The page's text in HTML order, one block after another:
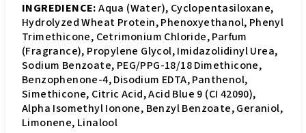
INGREDIENCE:Aqua (Water), Cyclopentasiloxane,
Hydrolyzed Wheat Protein, Phenoxyethanol, Phenyl
Trimethicone, Cetrimonium Chloride, Parfum
(Fragrance), Propylene Glycol, Imidazolidinyl Urea,
Sodium Benzoate, PEG/PPG-18/18 Dimethicone,
Benzophenone-4, Disodium EDTA, Panthenol,
Simethicone, Citric Acid, Acid Blue 9 (CI 42090),
Alpha Isomethyl Ionone, Benzyl Benzoate, Geraniol,
Limonene, Linalool